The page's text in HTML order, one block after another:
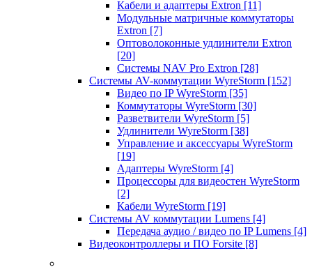
Кабели и адаптеры Extron [11]
Модульные матричные коммутаторы
Extron [7]
Оптоволоконные удлинители Extron
[20]
Системы NAV Pro Extron [28]
Системы AV-коммутации WyreStorm [152]
Видео по IP WyreStorm [35]
Коммутаторы WyreStorm [30]
Разветвители WyreStorm [5]
Удлинители WyreStorm [38]
Управление и аксессуары WyreStorm
[19]
Адаптеры WyreStorm [4]
Процессоры для видеостен WyreStorm
[2]
Кабели WyreStorm [19]
Системы AV коммутации Lumens [4]
Передача аудио / видео по IP Lumens [4]
Видеоконтроллеры и ПО Forsite [8]